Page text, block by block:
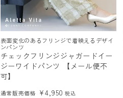
表面変化のあるフリンジで着映えるデザイ
ンパンツ
チェックフリンジジャガードイー
ジーワイドパンツ 【メール便不
可】
通常販売価格 ¥4,950 税込